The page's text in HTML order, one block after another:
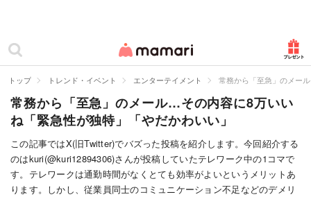
ママリ
カテゴリー一覧
妊娠
出産
赤ちゃん・育児
子育て・家族
トップ トレンド・イベント エンターテイメント 常務から「至急」のメー
常務から「至急」のメール…その内容に8万いい
ね「緊急性が独特」「やだかわいい」
この記事ではX(旧Twitter)でバズった投稿を紹介します。今回紹介する
のはkuri(@kuri12894306)さんが投稿していたテレワーク中の1コマで
す。テレワークは通勤時間がなくとても効率がよいというメリットあ
ります。しかし、従業員同士のコミュニケーション不足などのデメリ